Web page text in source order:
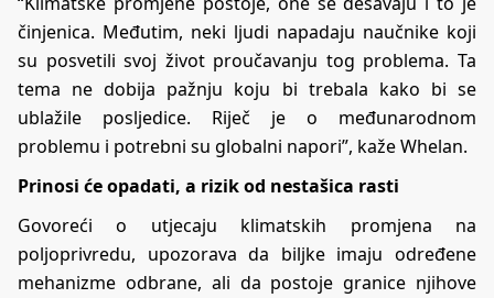
činjenica. Međutim, neki ljudi napadaju naučnike koji
su posvetili svoj život proučavanju tog problema. Ta
tema ne dobija pažnju koju bi trebala kako bi se
ublažile posljedice. Riječ je o međunarodnom
problemu i potrebni su globalni napori”, kaže Whelan.
Prinosi će opadati, a rizik od nestašica rasti
Govoreći o utjecaju klimatskih promjena na
poljoprivredu, upozorava da biljke imaju određene
mehanizme odbrane, ali da postoje granice njihove